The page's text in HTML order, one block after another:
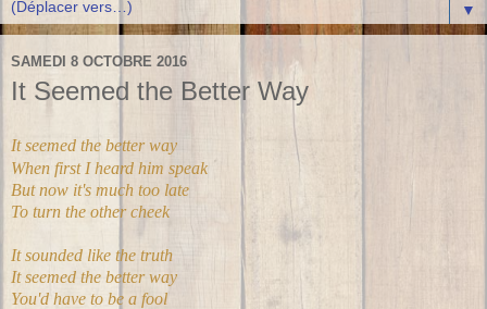
▼
SAMEDI 8 OCTOBRE 2016
It Seemed the Better Way
It seemed the better way
When first I heard him speak
But now it's much too late
To turn the other cheek
It sounded like the truth
It seemed the better way
You'd have to be a fool